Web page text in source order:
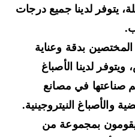
لدينا جميع درجات
بدقة وعناية
لدينا الأصباغ
في مصانع
النيتروجينية.
بمجموعة من